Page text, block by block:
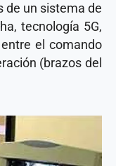
de un sistema de
tecnología 5G,
el comando
(brazos del